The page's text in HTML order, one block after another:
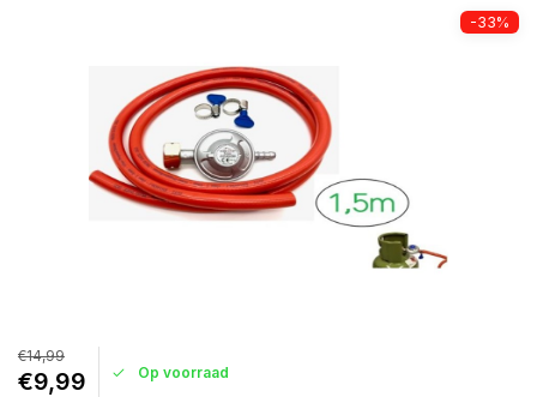
-33%
€14,99
€9,99 Op voorraad